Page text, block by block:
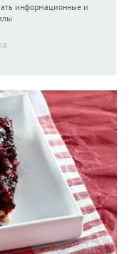
информационные и